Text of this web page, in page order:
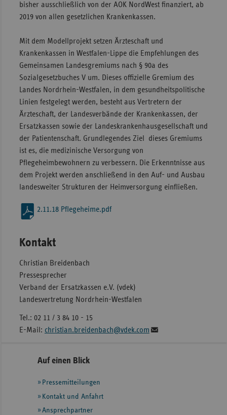
bisher ausschließlich von der AOK NordWest finanziert, ab
2019 von allen gesetzlichen Krankenkassen.
Mit dem Modellprojekt setzen Ärzteschaft und
Krankenkassen in Westfalen-Lippe die Empfehlungen des
Gemeinsamen Landesgremiums nach § 90a des
Sozialgesetzbuches V um. Dieses offizielle Gremium des
Landes Nordrhein-Westfalen, in dem gesundheitspolitische
Linien festgelegt werden, besteht aus Vertretern der
Ärzteschaft, der Landesverbände der Krankenkassen, der
Ersatzkassen sowie der Landeskrankenhausgesellschaft und
der Patientenschaft. Grundlegendes Ziel dieses Gremiums
ist es, die medizinische Versorgung von
Pflegeheimbewohnern zu verbessern. Die Erkenntnisse aus
dem Projekt werden anschließend in den Auf- und Ausbau
landesweiter Strukturen der Heimversorgung einfließen.
2.11.18 Pflegeheime.pdf
Kontakt
Christian Breidenbach
Pressesprecher
Verband der Ersatzkassen e.V. (vdek)
Landesvertretung Nordrhein-Westfalen
Tel.: 02 11 / 3 84 10 - 15
E-Mail: christian.breidenbach@vdek.com
Seitennavigation
Seitenleiste
weiteren
Informationen
Auf einen Blick
Pressemitteilungen
Kontakt und Anfahrt
Ansprechpartner